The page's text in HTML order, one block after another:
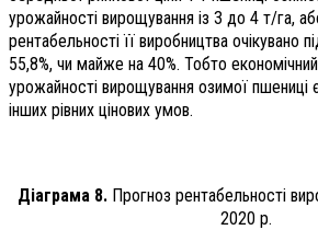
урожайності вирощування із 3 до 4 т/га,
рентабельності її виробництва очікувано
55,8%, чи майже на 40%. Тобто
урожайності вирощування озимої пшениці
інших рівних цінових умов.
Діаграма 8.Прогноз рентабельності
2020 р.